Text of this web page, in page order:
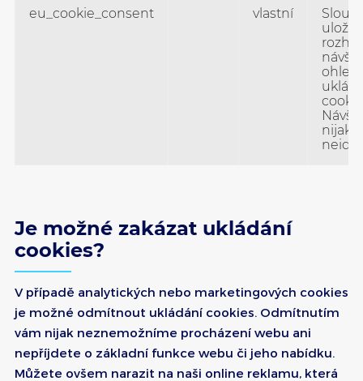
eu_cookie_consent vlastní
Slouží
nijak
Je možné zakázat ukládání
cookies?
V případě analytických nebo marketingových cookies
je možné odmítnout ukládání cookies. Odmítnutím
vám nijak neznemožníme procházení webu ani
nepříjdete o základní funkce webu či jeho nabídku.
Můžete ovšem narazit na naši online reklamu, která